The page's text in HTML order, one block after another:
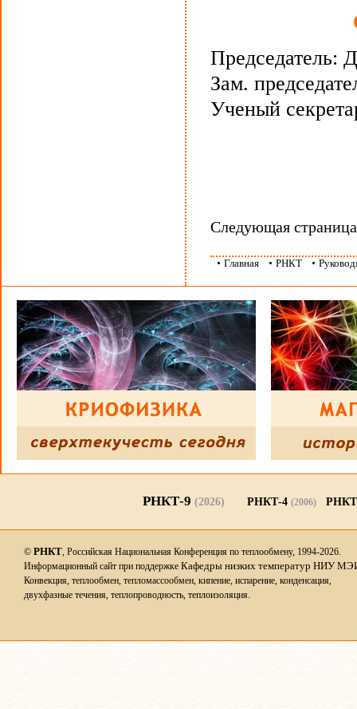
Председатель:
Зам.
Ученый
Следующая
• Главная • РНКТ •
РНКТ-9 (2026) РНКТ-4 (2006)
© РНКТ, Российская Национальная Конференция по теплообмену, 1994-2026.
Информационный сайт при поддержке Кафедры низких температур НИУ
Конвекция, теплообмен, тепломассообмен, кипение, испарение, конденсация,
двухфазные течения, теплопроводность, теплоизоляция.